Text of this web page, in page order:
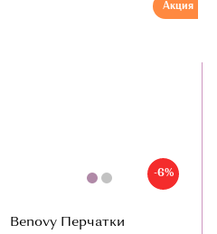
-6%
Акция
Benovy Перчатки